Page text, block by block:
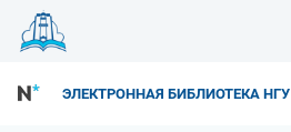
ЭЛЕКТРОННАЯ БИБЛИОТЕКА НГУ